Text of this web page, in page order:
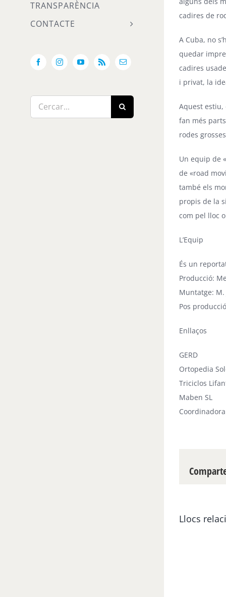
TRANSPARÈNCIA
CONTACTE
FacebookInstagramYouTube
Rss Email:
Cerca
…
cadires de
A Cuba, no
quedar
cadires
i privat, la
Aquest estiu,
fan més
rodes
Un equip de «
de «road
també els
propis de la
com pel lloc
L’Equip
És un
Producció:
Muntatge: M.
Pos
Enllaços
GERD
Ortopedia
Triciclos
Maben SL
Llocs